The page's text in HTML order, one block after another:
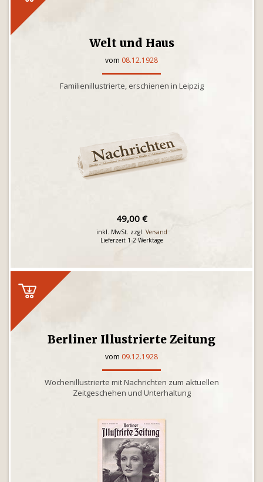
Welt und Haus
vom 08.12.1928
Familienillustrierte, erschienen in Leipzig
49,00 €
inkl. MwSt. zzgl. Versand
Lieferzeit 1-2 Werktage
Berliner Illustrierte Zeitung
vom 09.12.1928
Wochenillustrierte mit Nachrichten zum aktuellen
Zeitgeschehen und Unterhaltung